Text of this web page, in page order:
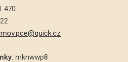
470
: mknwwp8